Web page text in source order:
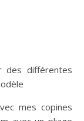
des différentes
mes copines